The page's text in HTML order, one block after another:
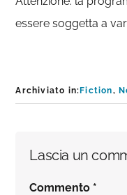
essere soggetta a
Archiviato in: Fiction,
Interazioni
del
Lascia un
Commento *